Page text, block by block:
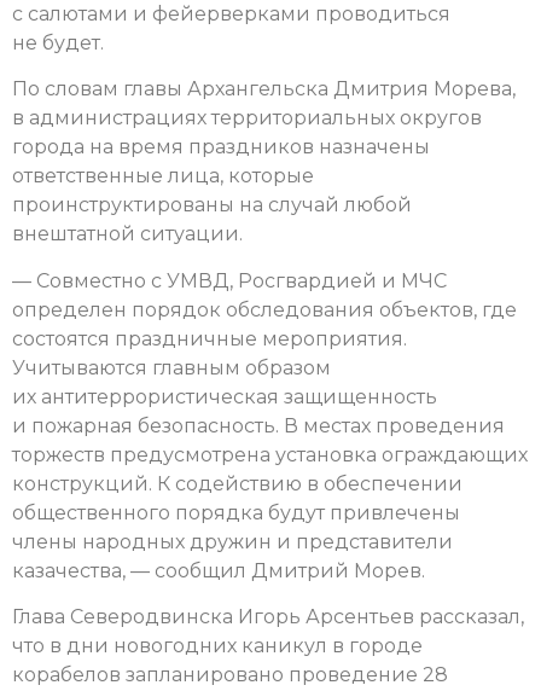
с салютами и фейерверками проводиться
не будет.
По словам главы Архангельска Дмитрия Морева,
в администрациях территориальных округов
города на время праздников назначены
ответственные лица, которые
проинструктированы на случай любой
внештатной ситуации.
— Совместно с УМВД, Росгвардией и МЧС
определен порядок обследования объектов, где
состоятся праздничные мероприятия.
Учитываются главным образом
их антитеррористическая защищенность
и пожарная безопасность. В местах проведения
торжеств предусмотрена установка ограждающих
конструкций. К содействию в обеспечении
общественного порядка будут привлечены
члены народных дружин и представители
казачества, — сообщил Дмитрий Морев.
Глава Северодвинска Игорь Арсентьев рассказал,
что в дни новогодних каникул в городе
корабелов запланировано проведение 28